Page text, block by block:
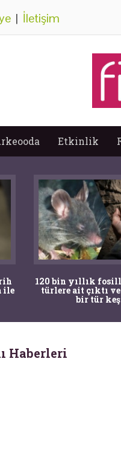
| İletişim
Etkinlik
ile
120 bin yıllık
türlere ait çıktı
bir tür
Haberleri